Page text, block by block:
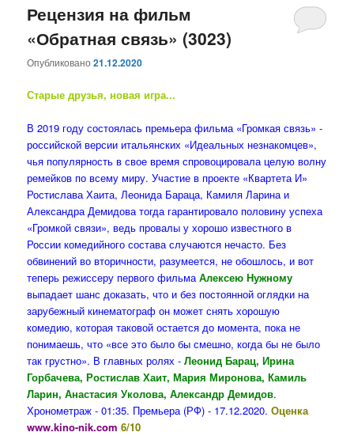
Рецензия на фильм
«Обратная связь» (3023)
Опубликовано21.12.2020
Старые друзья, новая игра...
В 2019 году состоялась премьера фильма «Громкая связь» -
российской версии итальянских «Идеальных незнакомцев»,
чья популярность в свое время спровоцировала целую волну
ремейков по всему миру. Участие в проекте «Квартета И»
Ростислава Хаита, Леонида Бараца, Камиля Ларина и
Александра Демидова тогда гарантировало половину успеха
«Громкой связи», ведь провалы у хорошо известного в
России комедийного состава случаются нечасто. Без
обвинений во вторичности, разумеется, не обошлось, и вот
теперь режиссеру первого фильмаАлексею Нужному
выпадает шанс доказать, что и без постоянной оглядки на
зарубежный кинематограф он может снять хорошую
комедию, которая таковой остается до момента, пока не
понимаешь, что «все это было бы смешно, когда бы не было
так грустно». В главных ролях -Леонид Барац, Ирина
Горбачева, Ростислав Хаит, Мария Миронова, Камиль
Ларин, Анастасия Уколова, Александр Демидов.
Хронометраж - 01:35. Премьера (РФ) - 17.12.2020.Оценка
www.kino-nik.com 6/10